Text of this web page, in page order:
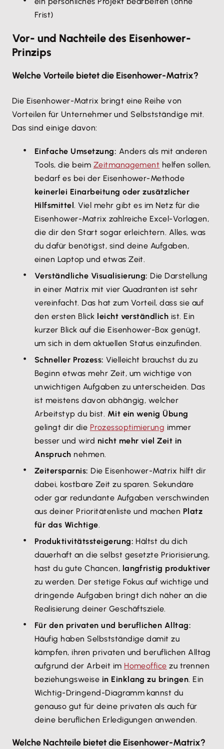
Frist)
Vor- und Nachteile des Eisenhower-
Prinzips
Welche Vorteile bietet die Eisenhower-Matrix?
Die Eisenhower-Matrix bringt eine Reihe von
Vorteilen für Unternehmer und Selbstständige mit.
Das sind einige davon:
Einfache Umsetzung: Anders als mit anderen
Tools, die beim Zeitmanagement helfen sollen,
bedarf es bei der Eisenhower-Methode
keinerlei Einarbeitung oder zusätzlicher
Hilfsmittel. Viel mehr gibt es im Netz für die
Eisenhower-Matrix zahlreiche Excel-Vorlagen,
die dir den Start sogar erleichtern. Alles, was
du dafür benötigst, sind deine Aufgaben,
einen Laptop und etwas Zeit.
Verständliche Visualisierung: Die Darstellung
in einer Matrix mit vier Quadranten ist sehr
vereinfacht. Das hat zum Vorteil, dass sie auf
den ersten Blick leicht verständlich ist. Ein
kurzer Blick auf die Eisenhower-Box genügt,
um sich in dem aktuellen Status einzufinden.
Schneller Prozess: Vielleicht brauchst du zu
Beginn etwas mehr Zeit, um wichtige von
unwichtigen Aufgaben zu unterscheiden. Das
ist meistens davon abhängig, welcher
Arbeitstyp du bist. Mit ein wenig Übung
gelingt dir die Prozessoptimierung immer
besser und wird nicht mehr viel Zeit in
Anspruch nehmen.
Zeitersparnis: Die Eisenhower-Matrix hilft dir
dabei, kostbare Zeit zu sparen. Sekundäre
oder gar redundante Aufgaben verschwinden
aus deiner Prioritätenliste und machen Platz
für das Wichtige.
Produktivitätssteigerung: Hältst du dich
dauerhaft an die selbst gesetzte Priorisierung,
hast du gute Chancen, langfristig produktiver
zu werden. Der stetige Fokus auf wichtige und
dringende Aufgaben bringt dich näher an die
Realisierung deiner Geschäftsziele.
Für den privaten und beruflichen Alltag:
Häufig haben Selbstständige damit zu
kämpfen, ihren privaten und beruflichen Alltag
aufgrund der Arbeit im Homeoffice zu trennen
beziehungsweise in Einklang zu bringen. Ein
Wichtig-Dringend-Diagramm kannst du
genauso gut für deine privaten als auch für
deine beruflichen Erledigungen anwenden.
Welche Nachteile bietet die Eisenhower-Matrix?